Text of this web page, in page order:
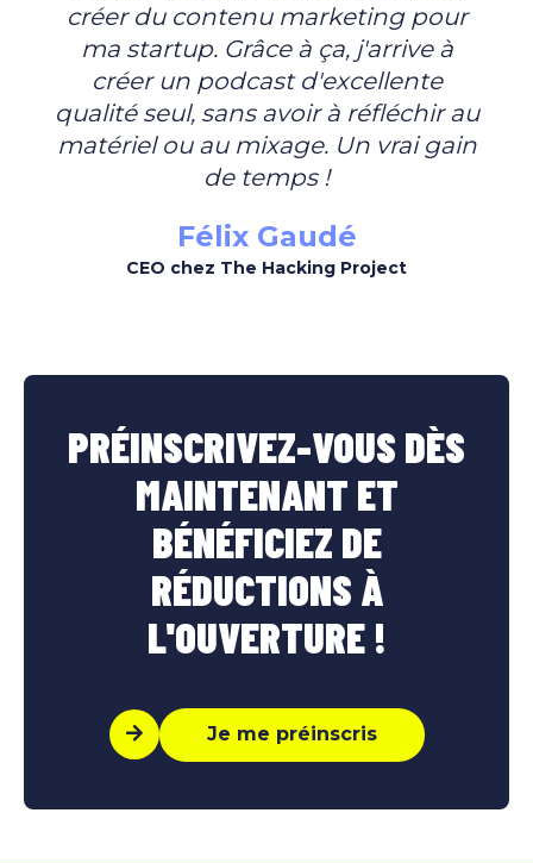
créer du contenu marketing pour
ma startup. Grâce à ça, j'arrive à
créer un podcast d'excellente
qualité seul, sans avoir à réfléchir au
matériel ou au mixage. Un vrai gain
de temps !
Félix Gaudé
CEO chez The Hacking Project
PRÉINSCRIVEZ-VOUS DÈS
MAINTENANT ET
BÉNÉFICIEZ DE
RÉDUCTIONS À
L'OUVERTURE !
Je me préinscris